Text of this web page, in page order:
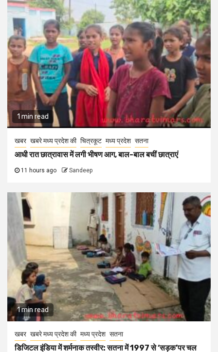
1 min read
खबर खबरे मध्य प्रदेश की चित्रकूट मध्य प्रदेश सतना
आधी रात छात्रावास में लगी भीषण आग, बाल-बाल बचीं छात्राएं
11 hours ago Sandeep
1 min read
खबर खबरे मध्य प्रदेश की मध्य प्रदेश सतना
डिजिटल इंडिया में शर्मनाक तस्वीर: सतना में 1997 से ‘सड़क’पर चल